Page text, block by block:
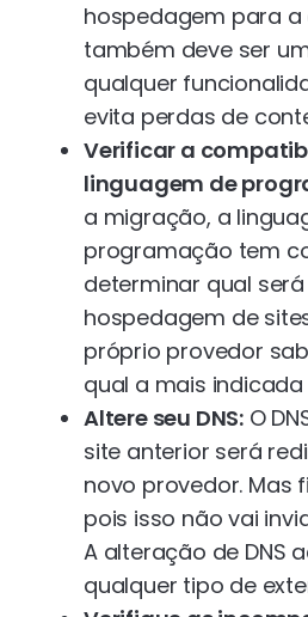
hospedagem para
também deve ser
qualquer
evita perdas de
Verificar a
linguagem de
a migração, a
programação tem
determinar qual
hospedagem de
próprio provedor
qual a mais
Altere seu DNS: O
site anterior será
novo provedor. Mas
pois isso não vai
A alteração de DNS
qualquer tipo de